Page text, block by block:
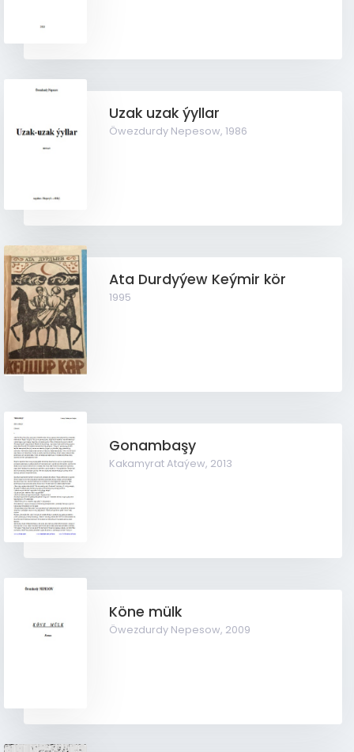
Uzak uzak ýyllar
Öwezdurdy Nepesow,1986
Ata Durdyýew Keýmir kör
1995
Gonambaşy
Kakamyrat Ataýew, 2013
Köne mülk
Öwezdurdy Nepesow, 2009